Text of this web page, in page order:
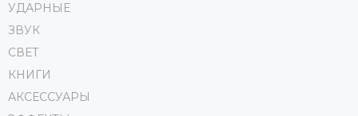
УДАРНЫЕ
ЗВУК
СВЕТ
КНИГИ
АКСЕССУАРЫ